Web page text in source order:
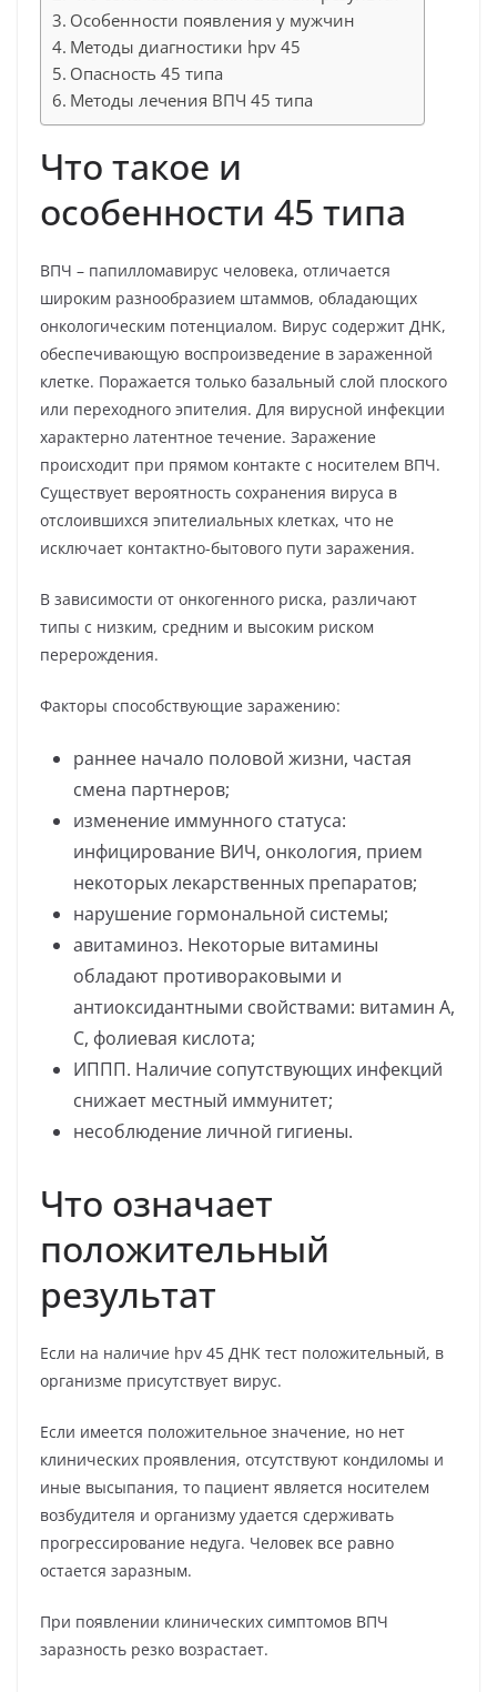
Особенности появления у мужчин
Методы диагностики hpv 45
Опасность 45 типа
Методы лечения ВПЧ 45 типа
Что такое и
особенности 45 типа
ВПЧ – папилломавирус человека, отличается
широким разнообразием штаммов, обладающих
онкологическим потенциалом. Вирус содержит ДНК,
обеспечивающую воспроизведение в зараженной
клетке. Поражается только базальный слой плоского
или переходного эпителия. Для вирусной инфекции
характерно латентное течение. Заражение
происходит при прямом контакте с носителем ВПЧ.
Существует вероятность сохранения вируса в
отслоившихся эпителиальных клетках, что не
исключает контактно-бытового пути заражения.
В зависимости от онкогенного риска, различают
типы с низким, средним и высоким риском
перерождения.
Факторы способствующие заражению:
раннее начало половой жизни, частая
смена партнеров;
изменение иммунного статуса:
инфицирование ВИЧ, онкология, прием
некоторых лекарственных препаратов;
нарушение гормональной системы;
авитаминоз. Некоторые витамины
обладают противораковыми и
антиоксидантными свойствами: витамин А,
С, фолиевая кислота;
ИППП. Наличие сопутствующих инфекций
снижает местный иммунитет;
несоблюдение личной гигиены.
Что означает
положительный
результат
Если на наличие hpv 45 ДНК тест положительный, в
организме присутствует вирус.
Если имеется положительное значение, но нет
клинических проявления, отсутствуют кондиломы и
иные высыпания, то пациент является носителем
возбудителя и организму удается сдерживать
прогрессирование недуга. Человек все равно
остается заразным.
При появлении клинических симптомов ВПЧ
заразность резко возрастает.